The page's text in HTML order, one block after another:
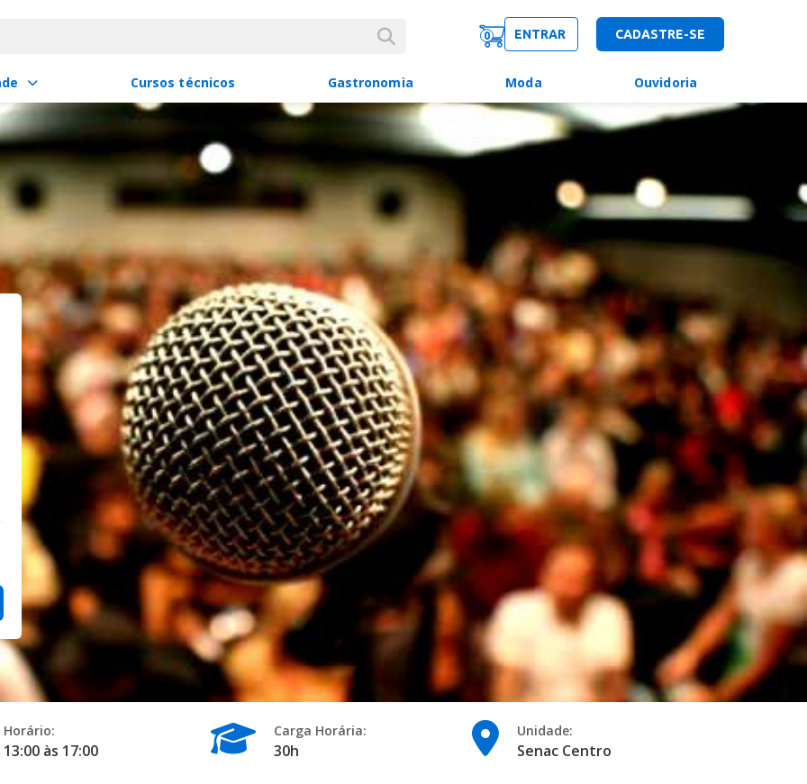
0 ENTRAR CADASTRE-SE
Cursos técnicos Gastronomia Moda Ouvidoria
Horário:
13:00 às 17:00
Carga Horária:
30h
Unidade:
Senac Centro